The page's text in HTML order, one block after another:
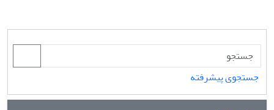
جستجوی پیشرفته